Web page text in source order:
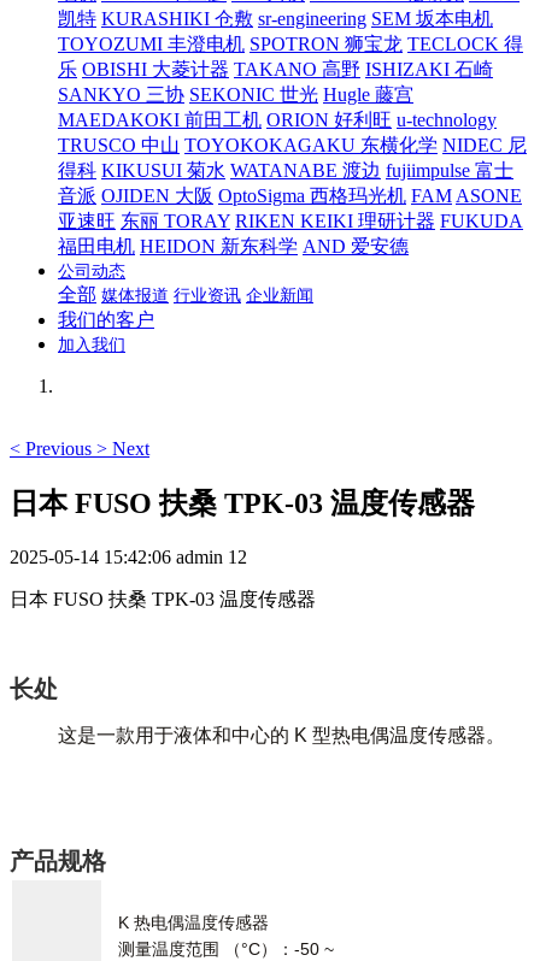
凯特 KURASHIKI 仓敷 sr-engineering SEM 坂本电机
TOYOZUMI 丰澄电机 SPOTRON 狮宝龙 TECLOCK 得
乐 OBISHI 大菱计器 TAKANO 高野 ISHIZAKI 石崎
SANKYO 三协 SEKONIC 世光 Hugle 藤宫
MAEDAKOKI 前田工机 ORION 好利旺 u-technology
TRUSCO 中山 TOYOKOKAGAKU 东横化学 NIDEC 尼
得科 KIKUSUI 菊水 WATANABE 渡边 fujiimpulse 富士
音派 OJIDEN 大阪 OptoSigma 西格玛光机 FAM ASONE
亚速旺 东丽 TORAY RIKEN KEIKI 理研计器 FUKUDA
福田电机 HEIDON 新东科学 AND 爱安德
公司动态
全部 媒体报道 行业资讯 企业新闻
我们的客户
加入我们
< Previous > Next
日本 FUSO 扶桑 TPK-03 温度传感器
2025-05-14 15:42:06 admin 12
日本 FUSO 扶桑 TPK-03 温度传感器
长处
这是一款用于液体和中心的 K 型热电偶温度传感器。
产品规格
K 热电偶温度传感器
测量温度范围 （°C）：-50 ~